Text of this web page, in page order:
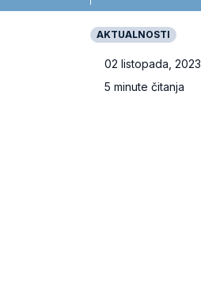
AKTUALNOSTI
02 listopada, 2023
5 minute čitanja